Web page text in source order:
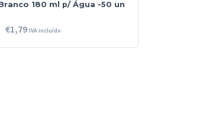
180 ml p/ Água -50 un
€1,79 IVA incluído